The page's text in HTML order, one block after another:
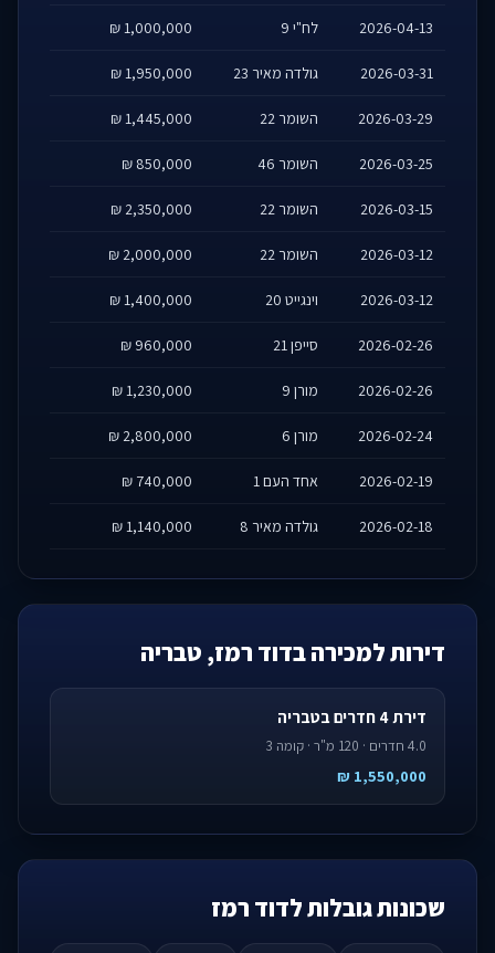
2026-04-13 לח"י 9 1,000,000 ₪
2026-03-31 גולדה מאיר 23 1,950,000 ₪
2026-03-29 השומר 22 1,445,000 ₪
2026-03-25 השומר 46 850,000 ₪
2026-03-15 השומר 22 2,350,000 ₪
2026-03-12 השומר 22 2,000,000 ₪
2026-03-12 וינגייט 20 1,400,000 ₪
2026-02-26 סייפן 21 960,000 ₪
2026-02-26 מורן 9 1,230,000 ₪
2026-02-24 מורן 6 2,800,000 ₪
2026-02-19 אחד העם 1 740,000 ₪
2026-02-18 גולדה מאיר 8 1,140,000 ₪
דירות למכירה בדוד רמז, טבריה
דירת 4 חדרים בטבריה
4.0 חדרים · 120 מ"ר · קומה 3
1,550,000 ₪
שכונות גובלות לדוד רמז